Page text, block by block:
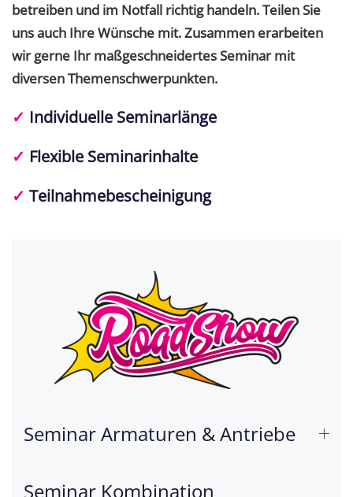
betreiben und im Notfall richtig handeln. Teilen Sie
uns auch Ihre Wünsche mit. Zusammen erarbeiten
wir gerne Ihr maßgeschneidertes Seminar mit
diversen Themenschwerpunkten.
✓ Individuelle Seminarlänge
✓ Flexible Seminarinhalte
✓ Teilnahmebescheinigung
Seminar Armaturen & Antriebe
Seminar Kombination